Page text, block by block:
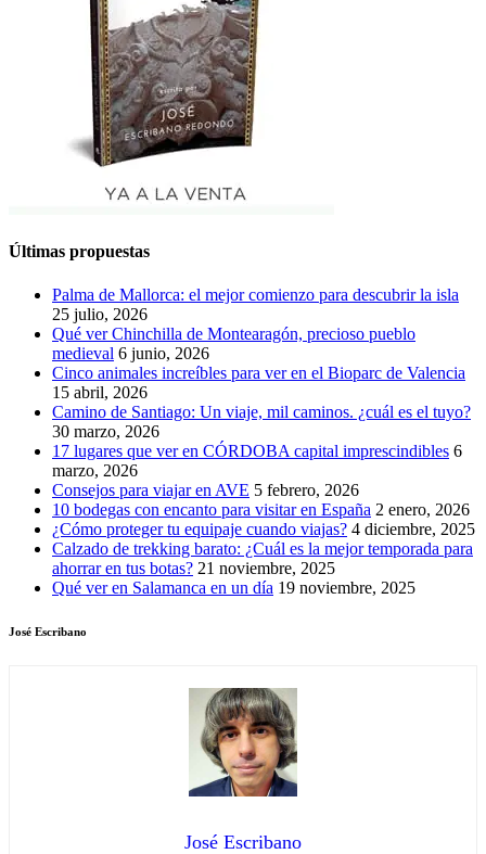
Últimas propuestas
Palma de Mallorca: el mejor comienzo para descubrir la isla
25 julio, 2026
Qué ver Chinchilla de Montearagón, precioso pueblo
medieval 6 junio, 2026
Cinco animales increíbles para ver en el Bioparc de Valencia
15 abril, 2026
Camino de Santiago: Un viaje, mil caminos. ¿cuál es el tuyo?
30 marzo, 2026
17 lugares que ver en CÓRDOBA capital imprescindibles 6
marzo, 2026
Consejos para viajar en AVE 5 febrero, 2026
10 bodegas con encanto para visitar en España 2 enero, 2026
¿Cómo proteger tu equipaje cuando viajas? 4 diciembre, 2025
Calzado de trekking barato: ¿Cuál es la mejor temporada para
ahorrar en tus botas? 21 noviembre, 2025
Qué ver en Salamanca en un día 19 noviembre, 2025
José Escribano
José Escribano